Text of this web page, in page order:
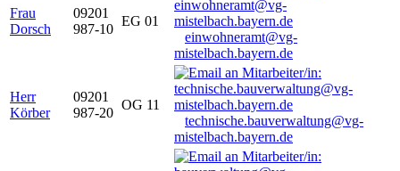
Frau
Dorsch
09201
987-10
EG 01
einwohneramt@vg-
mistelbach.bayern.de
Herr
Körber
09201
987-20
OG 11
technische.bauverwaltung@vg-
mistelbach.bayern.de